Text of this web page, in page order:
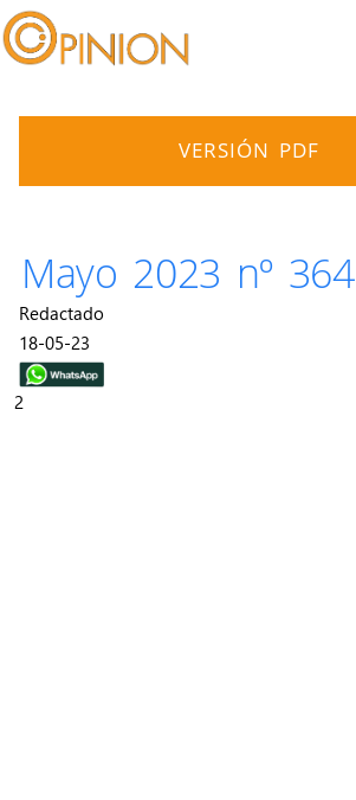
VERSIÓN PDF
Mayo 2023 nº 364
Redactado
18-05-23
2